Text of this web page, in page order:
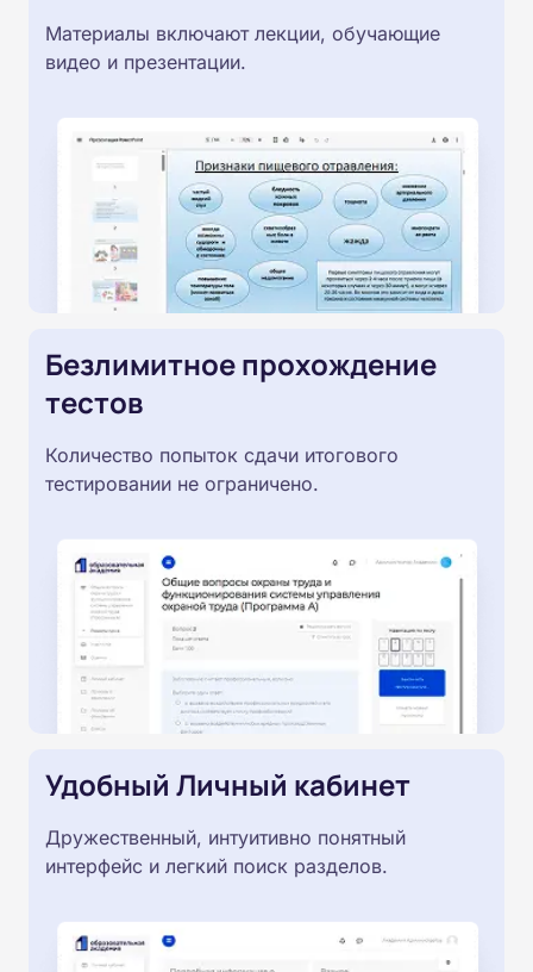
Материалы включают лекции, обучающие
видео и презентации.
Безлимитное прохождение
тестов
Количество попыток сдачи итогового
тестировании не ограничено.
Удобный Личный кабинет
Дружественный, интуитивно понятный
интерфейс и легкий поиск разделов.